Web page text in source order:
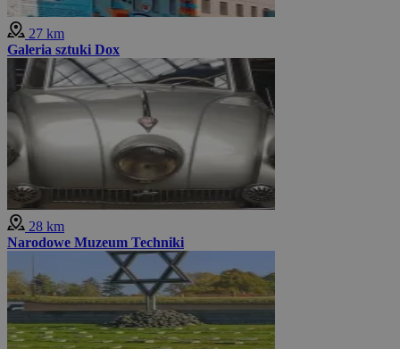
27 km
Galeria sztuki Dox
28 km
Narodowe Muzeum Techniki